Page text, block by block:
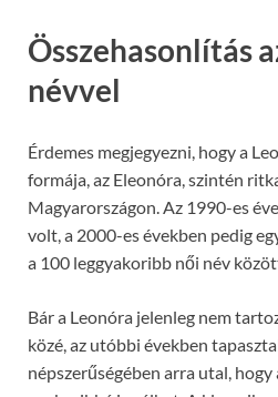
Összehasonlítás
névvel
Érdemes megjegyezni, hogy a
formája, az Eleonóra, szintén
Magyarországon. Az 1990-es
volt, a 2000-es években pedig
a 100 leggyakoribb női név
Bár a Leonóra jelenleg nem
közé, az utóbbi években
népszerűségében arra utal,